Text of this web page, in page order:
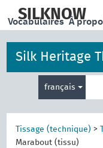
main
SILKNOW
Vocabulaires À
Silk Heritage
français
de
Tissage (technique) >
Marabout (tissu)